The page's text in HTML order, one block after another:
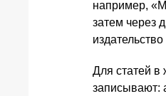
например,
затем через
издательство
Для статей в
записывают: